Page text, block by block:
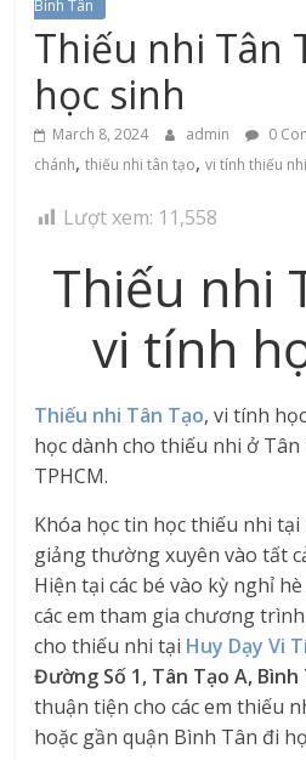
Bình Tân
Thiếu nhi Tân
học sinh
March 8, 2024 admin 0
chánh,thiếu nhi tân tạo,vi tính thiếu nhi
Lượt xem: 11,558
Thiếu nhi
vi tính
Thiếu nhi Tân Tạo, vi tính
học dành cho thiếu nhi ở
TPHCM.
Khóa học tin học thiếu nhi
giảng thường xuyên vào tất
Hiện tại các bé vào kỳ nghỉ
các em tham gia chương
cho thiếu nhi tại Huy Dạy Vi
Đường Số 1, Tân Tạo A, Bình
thuận tiện cho các em thiếu
hoặc gần quận Bình Tân đi